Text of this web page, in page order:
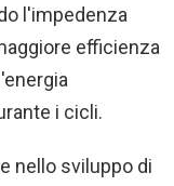
l'impedenza
efficienza
i cicli.
nello sviluppo di